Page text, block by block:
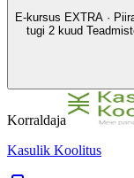
E-kursus EXTRA ·
tugi 2 kuud
Korraldaja
Kasulik Koolitus